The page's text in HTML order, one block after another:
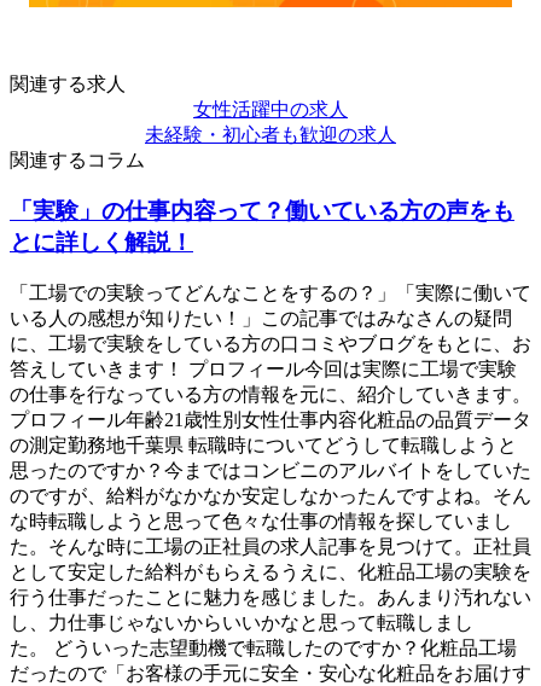
関連する求人
女性活躍中の求人
未経験・初心者も歓迎の求人
関連するコラム
「実験」の仕事内容って？働いている方の声をも
とに詳しく解説！
「工場での実験ってどんなことをするの？」「実際に働いて
いる人の感想が知りたい！」この記事ではみなさんの疑問
に、工場で実験をしている方の口コミやブログをもとに、お
答えしていきます！ プロフィール今回は実際に工場で実験
の仕事を行なっている方の情報を元に、紹介していきます。
プロフィール年齢21歳性別女性仕事内容化粧品の品質データ
の測定勤務地千葉県 転職時についてどうして転職しようと
思ったのですか？今まではコンビニのアルバイトをしていた
のですが、給料がなかなか安定しなかったんですよね。そん
な時転職しようと思って色々な仕事の情報を探していまし
た。そんな時に工場の正社員の求人記事を見つけて。正社員
として安定した給料がもらえるうえに、化粧品工場の実験を
行う仕事だったことに魅力を感じました。あんまり汚れない
し、力仕事じゃないからいいかなと思って転職しまし
た。 どういった志望動機で転職したのですか？化粧品工場
だったので「お客様の手元に安全・安心な化粧品をお届けす